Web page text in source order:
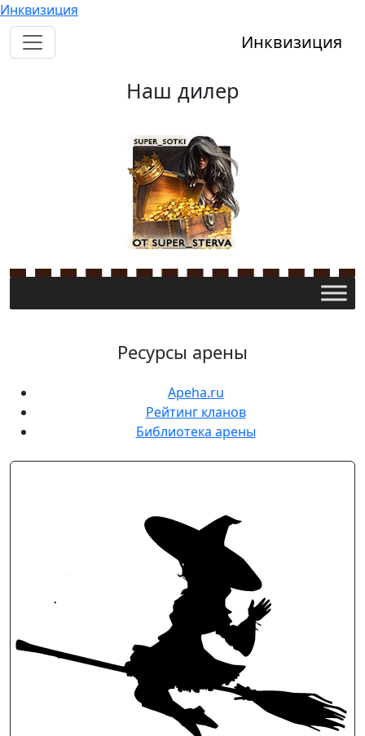
Инквизиция
Инквизиция
Наш дилер
Ресурсы арены
Apeha.ru
Рейтинг кланов
Библиотека арены